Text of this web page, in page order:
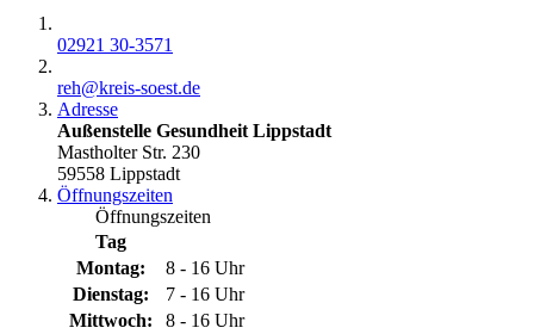
02921 30-3571
reh@​kreis-soest.de
Adresse
Außenstelle Gesundheit Lippstadt
Mastholter Str. 230
59558 Lippstadt
Öffnungszeiten
Öffnungszeiten
Tag
Montag:
8 - 16 Uhr
Dienstag:
7 - 16 Uhr
Mittwoch:
8 - 16 Uhr